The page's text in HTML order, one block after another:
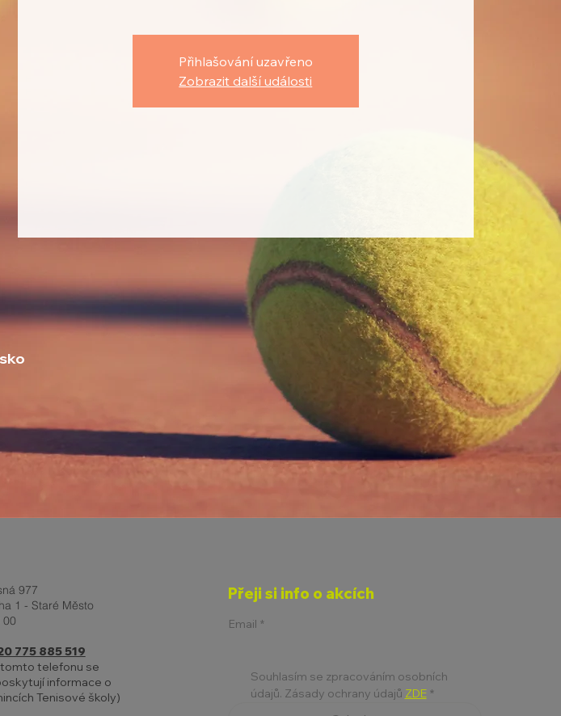
Přihlašování uzavřeno
Zobrazit další události
977
1 - Staré Město
00
775 885 519
tomto telefonu se
informace o
Tenisové školy)
Přeji si info o akcích
Email *
Souhlasím se zpracováním osobních
údajů. Zásady ochrany údajů ZDE *